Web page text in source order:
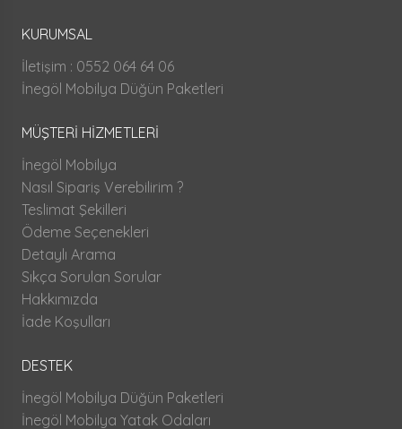
KURUMSAL
İletişim : 0552 064 64 06
İnegöl Mobilya Düğün Paketleri
MÜŞTERİ HİZMETLERİ
İnegöl Mobilya
Nasıl Sipariş Verebilirim ?
Teslimat Şekilleri
Ödeme Seçenekleri
Detaylı Arama
Sıkça Sorulan Sorular
Hakkımızda
İade Koşulları
DESTEK
İnegöl Mobilya Düğün Paketleri
İnegöl Mobilya Yatak Odaları